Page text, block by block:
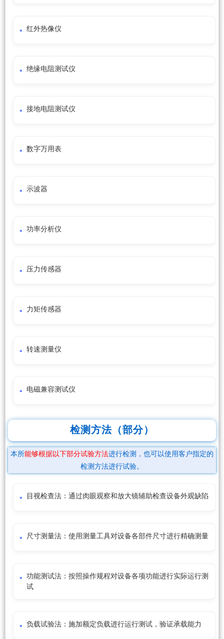
红外热像仪
绝缘电阻测试仪
接地电阻测试仪
数字万用表
示波器
功率分析仪
压力传感器
力矩传感器
转速测量仪
电磁兼容测试仪
检测方法（部分）
本所能够根据以下部分试验方法进行检测，也可以使用客户指定的
检测方法进行试验。
目视检查法：通过肉眼观察和放大镜辅助检查设备外观缺陷
尺寸测量法：使用测量工具对设备各部件尺寸进行精确测量
功能测试法：按照操作规程对设备各项功能进行实际运行测
试
负载试验法：施加额定负载进行运行测试，验证承载能力